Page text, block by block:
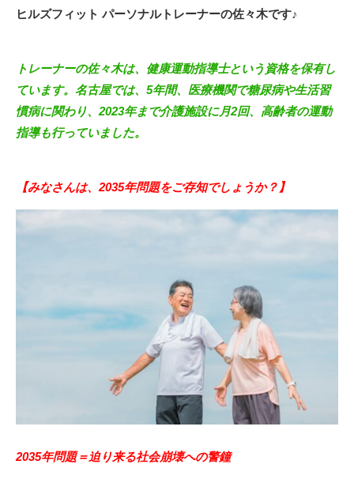
ヒルズフィット パーソナルトレーナーの佐々木です♪
トレーナーの佐々木は、健康運動指導士という資格を保有し
ています。名古屋では、5年間、医療機関で糖尿病や生活習
慣病に関わり、2023年まで介護施設に月2回、高齢者の運動
指導も行っていました。
【みなさんは、2035年問題をご存知でしょうか？】
2035年問題＝迫り来る社会崩壊への警鐘